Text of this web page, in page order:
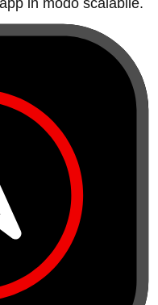
in modo scalabile.